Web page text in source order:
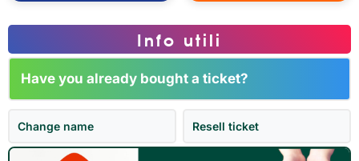
Info utili
Have you already bought a ticket?
Change name Resell ticket